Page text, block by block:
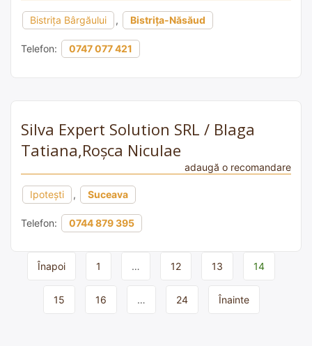
Bistriţa Bârgăului , Bistrița-Năsăud
Telefon: 0747 077 421
Silva Expert Solution SRL / Blaga
Tatiana,Roșca Niculae
adaugă o recomandare
Ipotești , Suceava
Telefon: 0744 879 395
Page
Înapoi 1 … 12 13 14
15 16 … 24 Înainte